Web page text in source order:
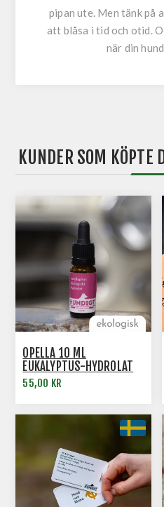
pipan ute. Men tänk på
att blåsa i tid och otid.
när din
KUNDER SOM KÖPTE
OPELLA 10 ML
EUKALYPTUS-HYDROLAT
NOSE WORK
55,00 KR